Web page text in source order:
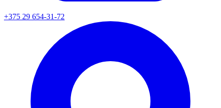
+375 29 654-31-72